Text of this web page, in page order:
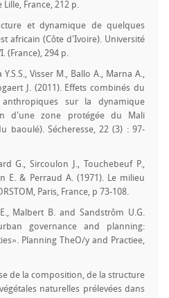
France, 212 p.
et dynamique de quelques
africain (Côte d'Ivoire). Université
(France), 294 p.
Visser M., Ballo A., Marna A.,
J. (2011). Effets combinés du
sur la dynamique
d'une zone protégée du Mali
baoulé). Sécheresse, 22 (3) : 97-
G., Sircoulon J., Touchebeuf P.,
E. & Perraud A. (1971). Le milieu
Paris, France, p 73-108.
Malbert B. and Sandstrôm U.G.
governance and planning:
Planning TheO/y and Practiee,
de la composition, de la structure
naturelles prélevées dans